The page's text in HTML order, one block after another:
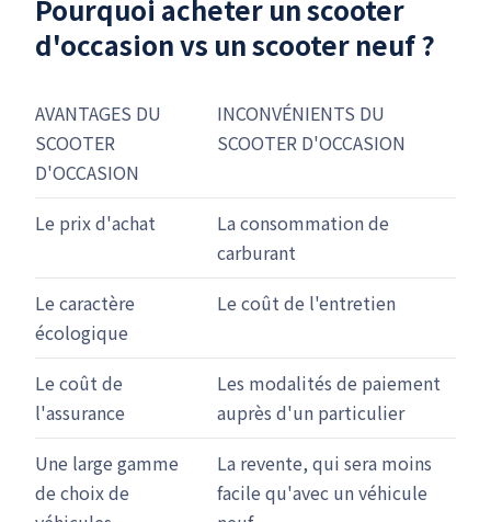
Pourquoi acheter un scooter
d'occasion vs un scooter neuf ?
AVANTAGES DU
SCOOTER
D'OCCASION
INCONVÉNIENTS DU
SCOOTER D'OCCASION
Le prix d'achat
La consommation de
carburant
Le caractère
écologique
Le coût de l'entretien
Le coût de
l'assurance
Les modalités de paiement
auprès d'un particulier
Une large gamme
de choix de
La revente, qui sera moins
facile qu'avec un véhicule